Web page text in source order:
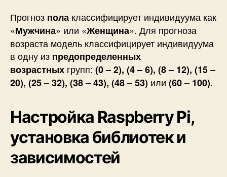
Прогноз пола классифицирует индивидуума как
«Мужчина» или «Женщина». Для прогноза
возраста модель классифицирует индивидуума
в одну из предопределенных
возрастных групп: (0 – 2), (4 – 6), (8 – 12), (15 –
20), (25 – 32), (38 – 43), (48 – 53) или (60 – 100).
Настройка Raspberry Pi,
установка библиотек и
зависимостей